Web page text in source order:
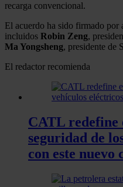
recarga convencional.
El acuerdo ha sido firmado por
incluidos Robin Zeng,
Ma Yongsheng, presidente de
El redactor recomienda
CATL redefine
seguridad de
con este nuevo